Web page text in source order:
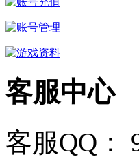
客服中心
客服QQ：